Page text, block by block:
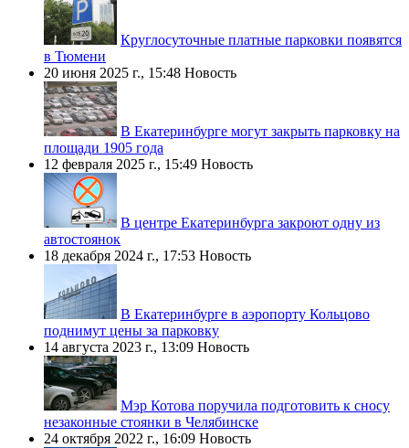
Круглосуточные платные парковки появятся
в Тюмени
20 июня 2025 г., 15:48 Новость
В Екатеринбурге могут закрыть парковку на
площади 1905 года
12 февраля 2025 г., 15:49 Новость
В центре Екатеринбурга закроют одну из
автостоянок
18 декабря 2024 г., 17:53 Новость
В Екатеринбурге в аэропорту Кольцово
поднимут цены за парковку
14 августа 2023 г., 13:09 Новость
Мэр Котова поручила подготовить к сносу
незаконные стоянки в Челябинске
24 октября 2022 г., 16:09 Новость